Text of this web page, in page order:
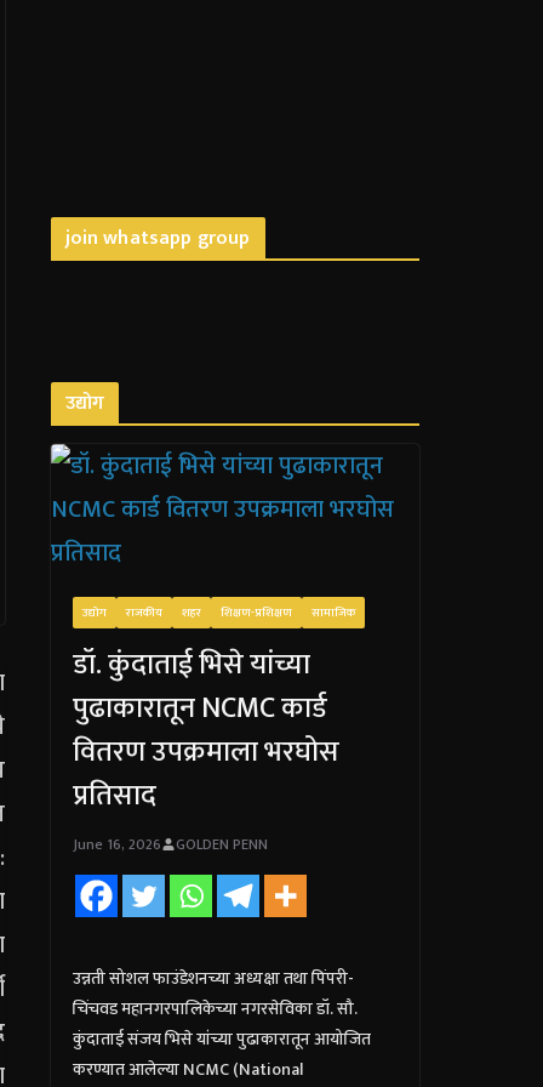
join whatsapp group
उद्योग
उद्योग राजकीय शहर शिक्षण-प्रशिक्षण सामाजिक
डॉ. कुंदाताई भिसे यांच्या
पुढाकारातून NCMC कार्ड
वितरण उपक्रमाला भरघोस
प्रतिसाद
June 16, 2026 GOLDEN PENN
उन्नती सोशल फाउंडेशनच्या अध्यक्षा तथा पिंपरी-
चिंचवड महानगरपालिकेच्या नगरसेविका डॉ. सौ.
कुंदाताई संजय भिसे यांच्या पुढाकारातून आयोजित
करण्यात आलेल्या NCMC (National